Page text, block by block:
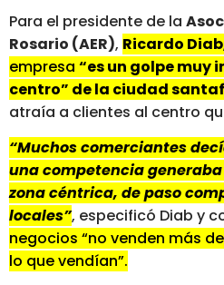
Para el presidente de la
Rosario (AER), Ricardo Diab
empresa “es un golpe muy
centro” de la ciudad
atraía a clientes al centro
“Muchos comerciantes
una competencia
zona céntrica, de paso
locales”, especificó Diab y
negocios “no venden más
lo que vendían”.